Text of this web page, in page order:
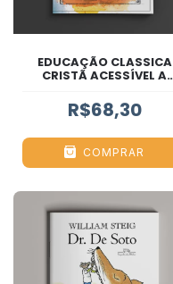
EDUCAÇÃO CLASSICA
CRISTÃ ACESSÍVEL A
R$68,30
COMPRAR